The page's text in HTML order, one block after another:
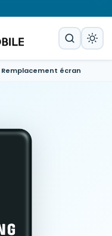
Remplacement écran